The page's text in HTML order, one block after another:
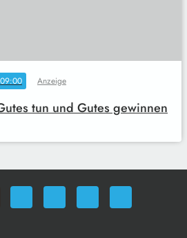
Anzeige
tun und Gutes gewinnen